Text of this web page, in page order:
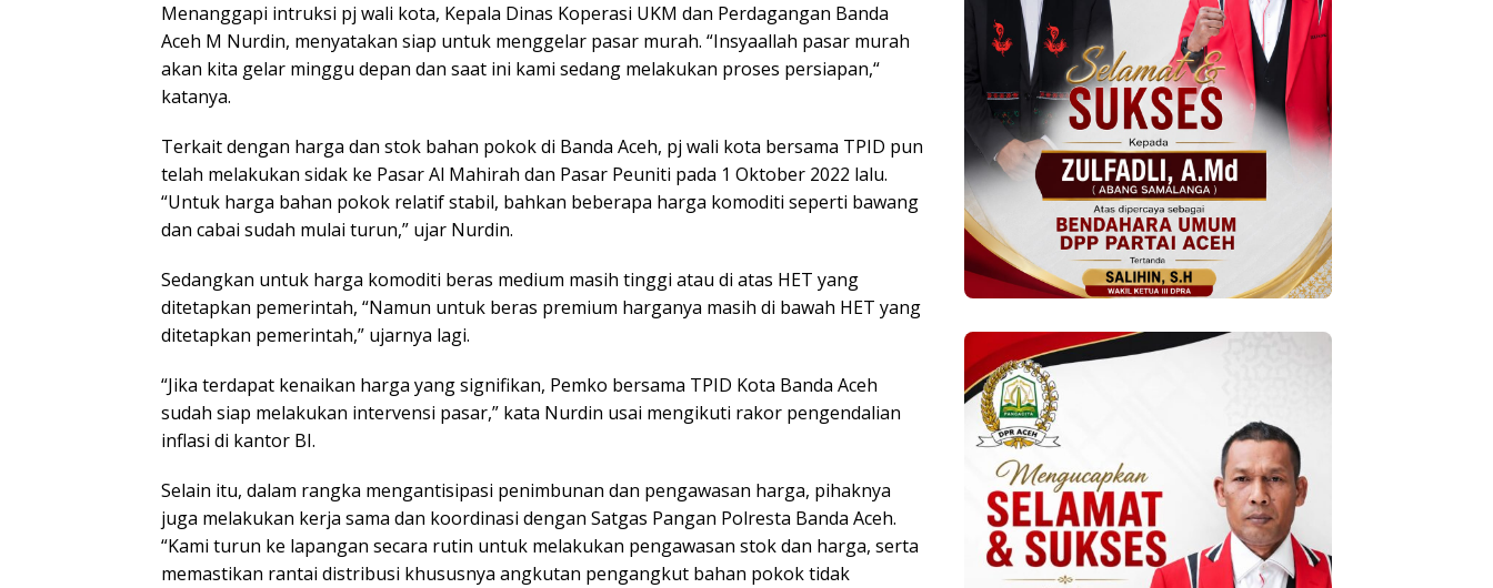
Menanggapi intruksi pj wali kota, Kepala Dinas Koperasi UKM dan Perdagangan Banda
Aceh M Nurdin, menyatakan siap untuk menggelar pasar murah. “Insyaallah pasar murah
akan kita gelar minggu depan dan saat ini kami sedang melakukan proses persiapan,“
katanya.
Terkait dengan harga dan stok bahan pokok di Banda Aceh, pj wali kota bersama TPID pun
telah melakukan sidak ke Pasar Al Mahirah dan Pasar Peuniti pada 1 Oktober 2022 lalu.
“Untuk harga bahan pokok relatif stabil, bahkan beberapa harga komoditi seperti bawang
dan cabai sudah mulai turun,” ujar Nurdin.
Sedangkan untuk harga komoditi beras medium masih tinggi atau di atas HET yang
ditetapkan pemerintah, “Namun untuk beras premium harganya masih di bawah HET yang
ditetapkan pemerintah,” ujarnya lagi.
“Jika terdapat kenaikan harga yang signifikan, Pemko bersama TPID Kota Banda Aceh
sudah siap melakukan intervensi pasar,” kata Nurdin usai mengikuti rakor pengendalian
inflasi di kantor BI.
Selain itu, dalam rangka mengantisipasi penimbunan dan pengawasan harga, pihaknya
juga melakukan kerja sama dan koordinasi dengan Satgas Pangan Polresta Banda Aceh.
“Kami turun ke lapangan secara rutin untuk melakukan pengawasan stok dan harga, serta
memastikan rantai distribusi khususnya angkutan pengangkut bahan pokok tidak